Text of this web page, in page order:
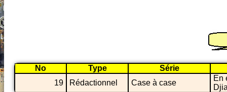
No Type
Série
19
Rédactionnel Case à case
En